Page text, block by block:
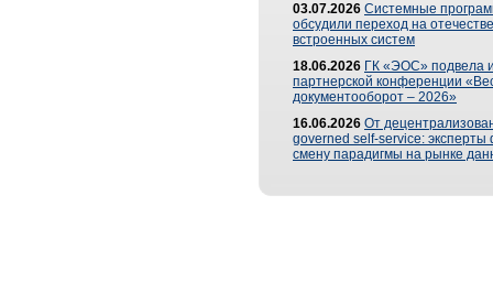
03.07.2026 Системные
обсудили переход на
встроенных систем
18.06.2026 ГК «ЭОС» подвела
партнерской конференции
документооборот – 2026»
16.06.2026 От
governed self-service: эксперты
смену парадигмы на рынке